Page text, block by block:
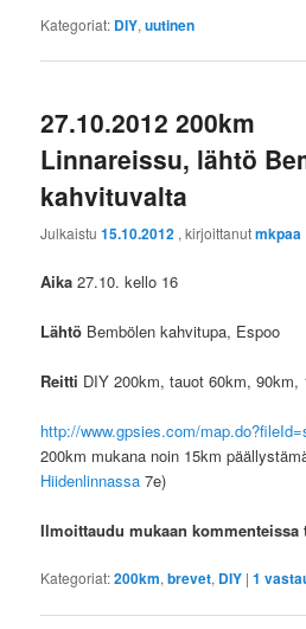
Kategoriat: DIY,uutinen
27.10.2012 200km
Linnareissu, lähtö
kahvituvalta
Julkaistu15.10.2012 , kirjoittanutmkpaa
Aika 27.10. kello 16
Lähtö Bembölen kahvitupa, Espoo
Reitti DIY 200km, tauot 60km, 90km,
http://www.gpsies.com/
200km mukana noin 15km
Hiidenlinnassa 7e)
Ilmoittaudu mukaan kommenteissa
Kategoriat:200km,brevet, DIY |1